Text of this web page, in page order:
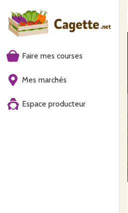
Faire mes courses
Mes marchés
Espace producteur